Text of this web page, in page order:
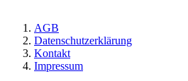
AGB
Datenschutzerklärung
Kontakt
Impressum